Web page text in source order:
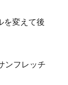
を変えて後
ンフレッチ